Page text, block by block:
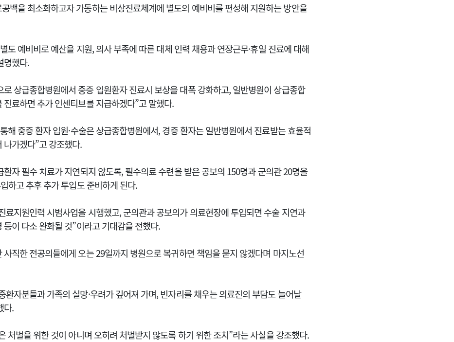
백을 최소화하고자 가동하는 비상진료체계에 별도의 예비비를 편성해 지원하는 방안을
도 예비비로 예산을 지원, 의사 부족에 따른 대체 인력 채용과 연장근무·휴일 진료에 대해
명했다.
로 상급종합병원에서 중증 입원환자 진료시 보상을 대폭 강화하고, 일반병원이 상급종합
진료하면 추가 인센티브를 지급하겠다”고 말했다.
해 중증 환자 입원·수술은 상급종합병원에서, 경증 환자는 일반병원에서 진료받는 효율적
나가겠다”고 강조했다.
환자 필수 치료가 지연되지 않도록, 필수의료 수련을 받은 공보의 150명과 군의관 20명을
하고 추후 추가 투입도 준비하게 된다.
료지원인력 시범사업을 시행했고, 군의관과 공보의가 의료현장에 투입되면 수술 지연과
등이 다소 완화될 것”이라고 기대감을 전했다.
사직한 전공의들에게 오는 29일까지 병원으로 복귀하면 책임을 묻지 않겠다며 마지노선
환자분들과 가족의 실망·우려가 깊어져 가며, 빈자리를 채우는 의료진의 부담도 늘어날
다.
처벌을 위한 것이 아니며 오히려 처벌받지 않도록 하기 위한 조치”라는 사실을 강조했다.